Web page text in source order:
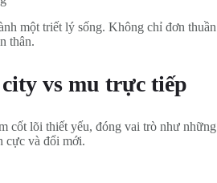
một triết lý sống. Không chỉ đơn
thân.
vs mu trực tiếp
cốt lõi thiết yếu, đóng vai trò như
cực và đổi mới.